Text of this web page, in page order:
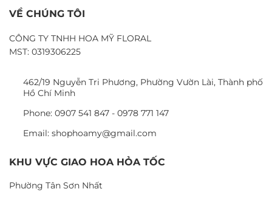
VỀ CHÚNG TÔI
CÔNG TY TNHH HOA MỸ FLORAL
MST: 0319306225
462/19 Nguyễn Tri Phương, Phường Vườn Lài, Thành phố
Hồ Chí Minh
Phone: 0907 541 847 - 0978 771 147
Email: shophoamy@gmail.com
KHU VỰC GIAO HOA HỎA TỐC
Phường Tân Sơn Nhất